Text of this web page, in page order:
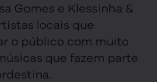
Gomes e Klessinha &
locais que
o público com muito
que fazem parte